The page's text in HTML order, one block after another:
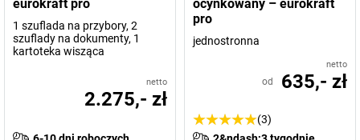
eurokraft pro
1 szuflada na przybory, 2
szuflady na dokumenty, 1
kartoteka wisząca
netto
2.275,- zł
ocynkowany – eurokraft
pro
jednostronna
netto
od 635,- zł
(3)